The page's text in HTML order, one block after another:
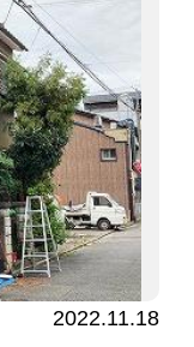
2022.11.18